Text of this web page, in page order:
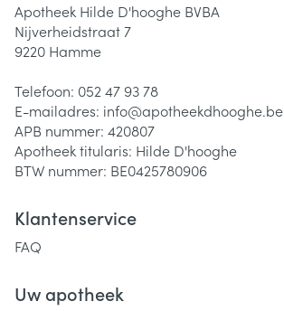
Apotheek Hilde D'hooghe BVBA
Nijverheidstraat 7
9220 Hamme
Telefoon: 052 47 93 78
E-mailadres: info@apotheekdhooghe.be
APB nummer: 420807
Apotheek titularis: Hilde D'hooghe
BTW nummer: BE0425780906
Klantenservice
FAQ
Uw apotheek